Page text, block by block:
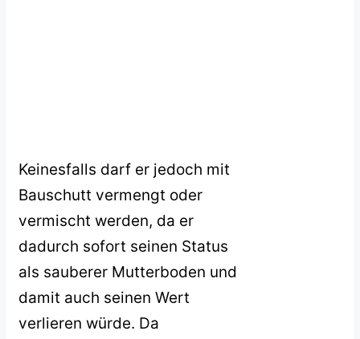
Keinesfalls darf er jedoch mit
Bauschutt vermengt oder
vermischt werden, da er
dadurch sofort seinen Status
als sauberer Mutterboden und
damit auch seinen Wert
verlieren würde. Da